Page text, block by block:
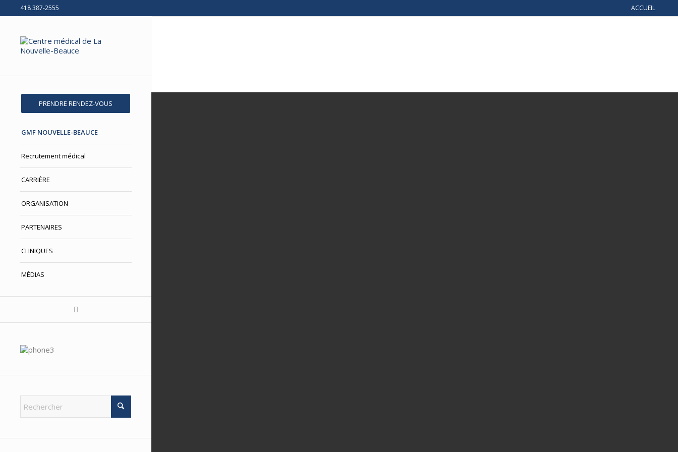
418 387-2555 ACCUEIL
PRENDRE RENDEZ-VOUS
GMF NOUVELLE-BEAUCE
Recrutement médical
CARRIÈRE
ORGANISATION
PARTENAIRES
CLINIQUES
MÉDIAS